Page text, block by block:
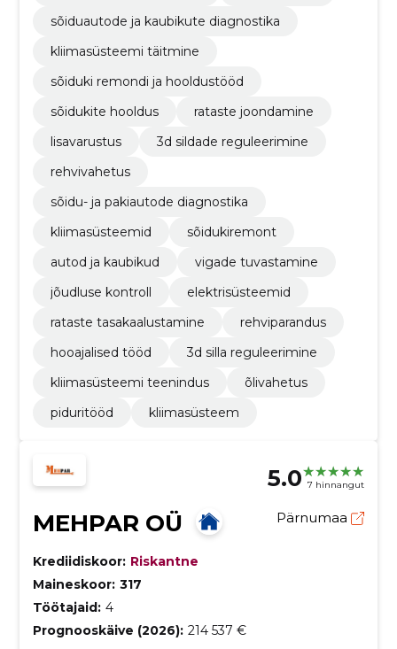
sõiduautode ja kaubikute diagnostika
kliimasüsteemi täitmine
sõiduki remondi ja hooldustööd
sõidukite hooldus
rataste joondamine
lisavarustus
3d sildade reguleerimine
rehvivahetus
sõidu- ja pakiautode diagnostika
kliimasüsteemid
sõidukiremont
autod ja kaubikud
vigade tuvastamine
jõudluse kontroll
elektrisüsteemid
rataste tasakaalustamine
rehviparandus
hooajalised tööd
3d silla reguleerimine
kliimasüsteemi teenindus
õlivahetus
piduritööd
kliimasüsteem
5.0 7 hinnangut
MEHPAR OÜ Pärnumaa
Krediidiskoor: Riskantne
Maineskoor: 317
Töötajaid: 4
Prognooskäive (2026): 214 537 €